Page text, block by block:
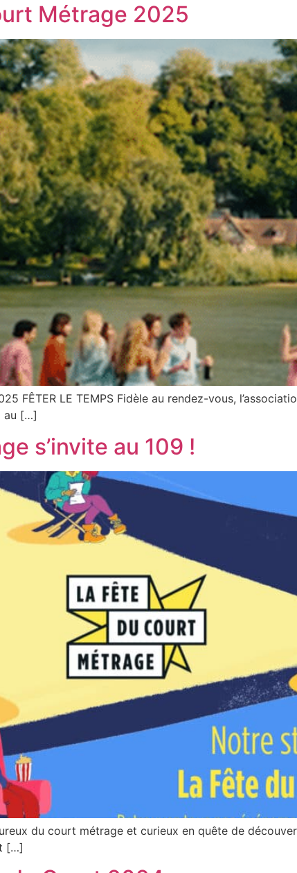
Métrage 2025
FÊTER LE TEMPS Fidèle au rendez-vous,
au […]
s’invite au 109 !
du court métrage et curieux en quête de
[…]